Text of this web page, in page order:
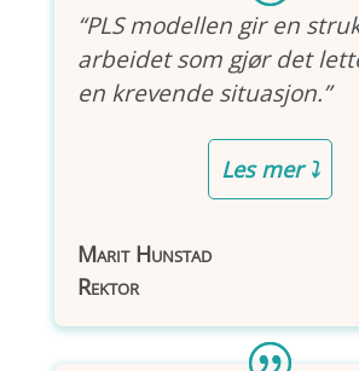
“PLS modellen gir en
arbeidet som gjør det
en krevende situasjon.”
Les mer ⤵
Marit Hunstad
Rektor